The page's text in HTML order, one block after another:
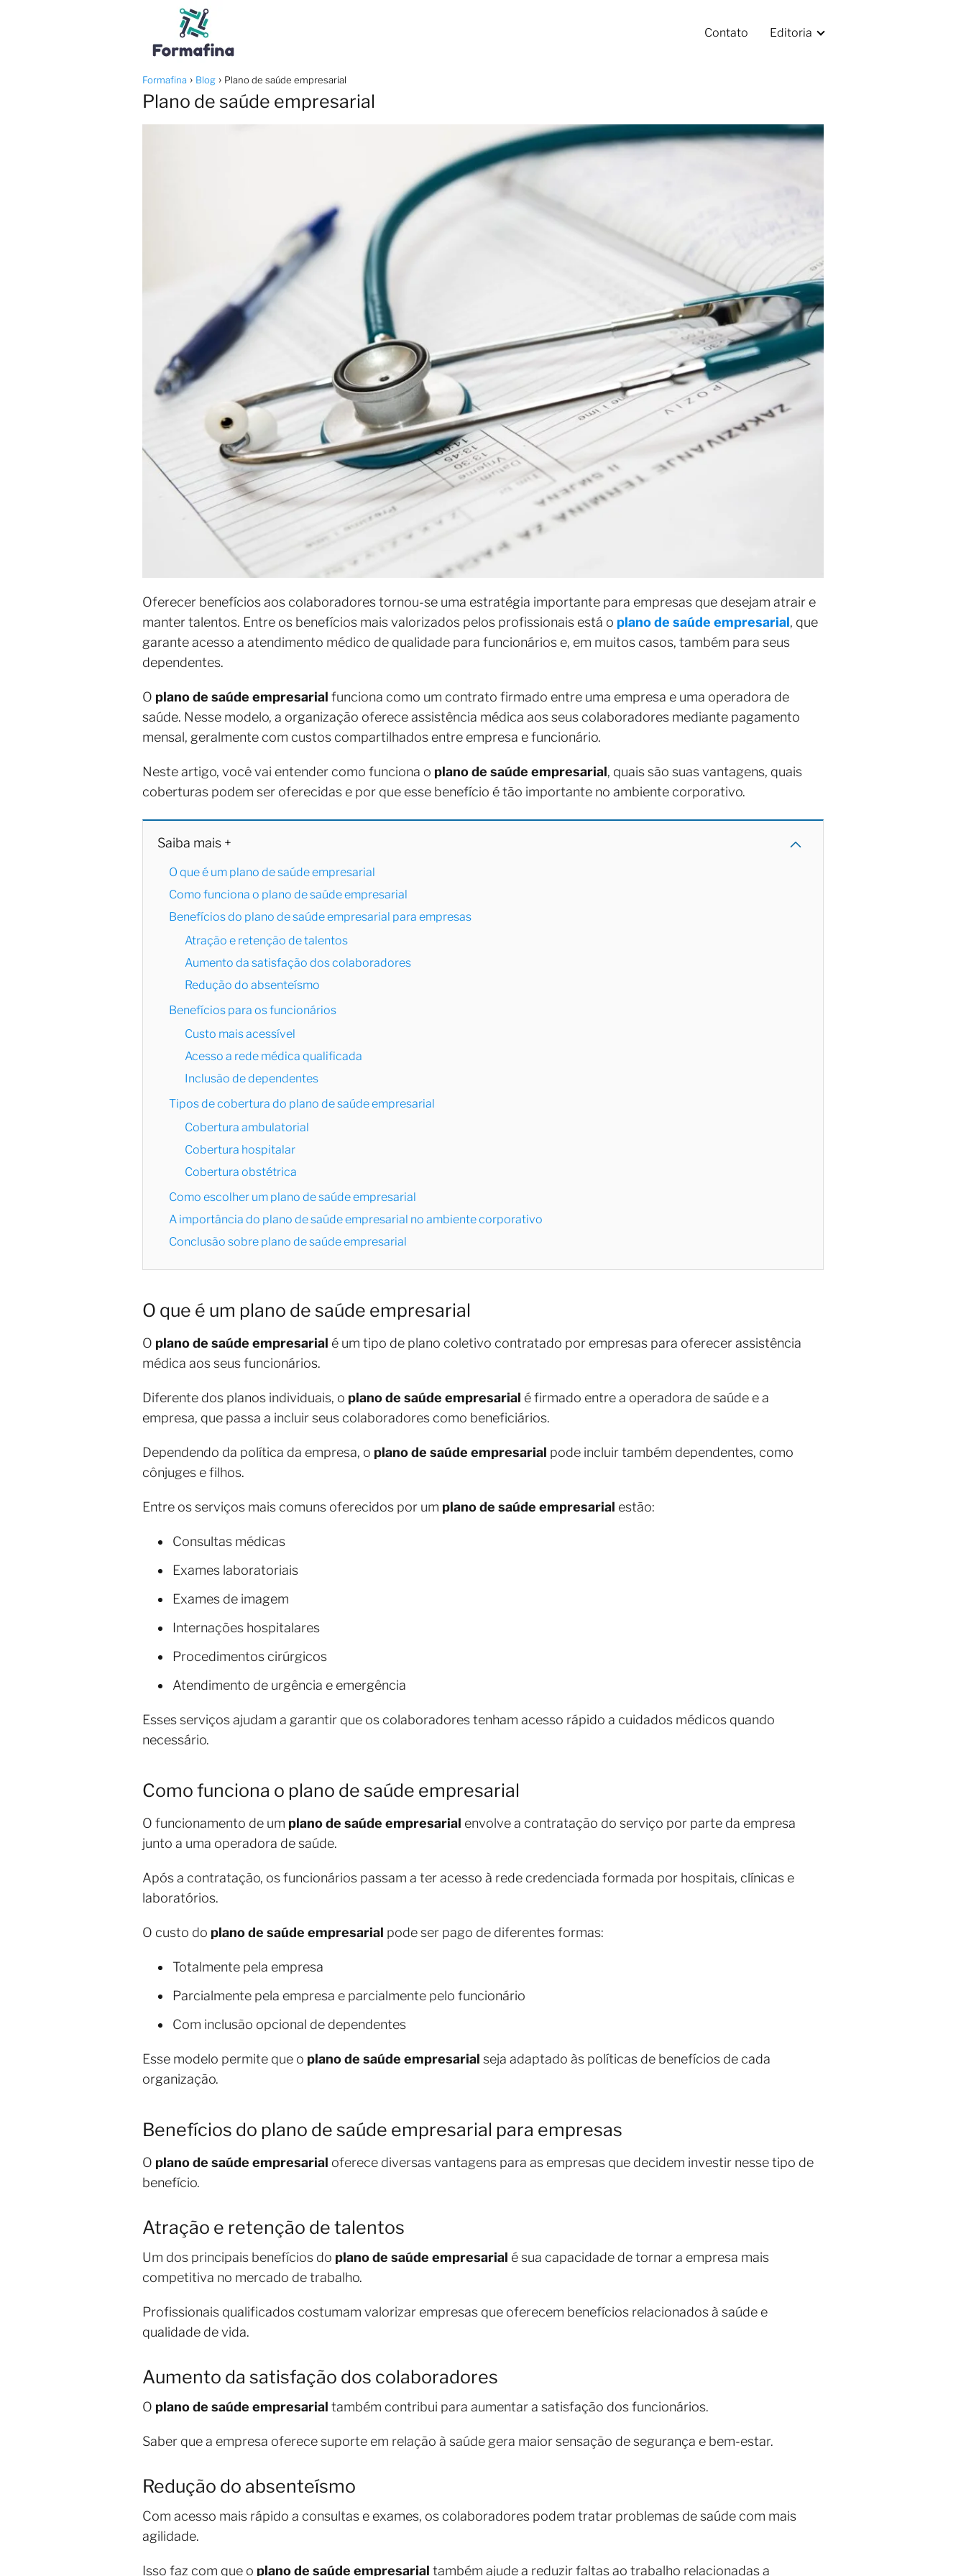
Contato Editoria
Formafina Blog Plano de saúde empresarial
Plano de saúde empresarial
Oferecer benefícios aos colaboradores tornou-se uma estratégia importante para empresas que desejam atrair e
manter talentos. Entre os benefícios mais valorizados pelos profissionais está o plano de saúde empresarial, que
garante acesso a atendimento médico de qualidade para funcionários e, em muitos casos, também para seus
dependentes.
O plano de saúde empresarial funciona como um contrato firmado entre uma empresa e uma operadora de
saúde. Nesse modelo, a organização oferece assistência médica aos seus colaboradores mediante pagamento
mensal, geralmente com custos compartilhados entre empresa e funcionário.
Neste artigo, você vai entender como funciona o plano de saúde empresarial, quais são suas vantagens, quais
coberturas podem ser oferecidas e por que esse benefício é tão importante no ambiente corporativo.
Saiba mais +
O que é um plano de saúde empresarial
Como funciona o plano de saúde empresarial
Benefícios do plano de saúde empresarial para empresas
Atração e retenção de talentos
Aumento da satisfação dos colaboradores
Redução do absenteísmo
Benefícios para os funcionários
Custo mais acessível
Acesso a rede médica qualificada
Inclusão de dependentes
Tipos de cobertura do plano de saúde empresarial
Cobertura ambulatorial
Cobertura hospitalar
Cobertura obstétrica
Como escolher um plano de saúde empresarial
A importância do plano de saúde empresarial no ambiente corporativo
Conclusão sobre plano de saúde empresarial
O que é um plano de saúde empresarial
O plano de saúde empresarial é um tipo de plano coletivo contratado por empresas para oferecer assistência
médica aos seus funcionários.
Diferente dos planos individuais, o plano de saúde empresarial é firmado entre a operadora de saúde e a
empresa, que passa a incluir seus colaboradores como beneficiários.
Dependendo da política da empresa, o plano de saúde empresarial pode incluir também dependentes, como
cônjuges e filhos.
Entre os serviços mais comuns oferecidos por um plano de saúde empresarial estão:
Consultas médicas
Exames laboratoriais
Exames de imagem
Internações hospitalares
Procedimentos cirúrgicos
Atendimento de urgência e emergência
Esses serviços ajudam a garantir que os colaboradores tenham acesso rápido a cuidados médicos quando
necessário.
Como funciona o plano de saúde empresarial
O funcionamento de um plano de saúde empresarial envolve a contratação do serviço por parte da empresa
junto a uma operadora de saúde.
Após a contratação, os funcionários passam a ter acesso à rede credenciada formada por hospitais, clínicas e
laboratórios.
O custo do plano de saúde empresarial pode ser pago de diferentes formas:
Totalmente pela empresa
Parcialmente pela empresa e parcialmente pelo funcionário
Com inclusão opcional de dependentes
Esse modelo permite que o plano de saúde empresarial seja adaptado às políticas de benefícios de cada
organização.
Benefícios do plano de saúde empresarial para empresas
O plano de saúde empresarial oferece diversas vantagens para as empresas que decidem investir nesse tipo de
benefício.
Atração e retenção de talentos
Um dos principais benefícios do plano de saúde empresarial é sua capacidade de tornar a empresa mais
competitiva no mercado de trabalho.
Profissionais qualificados costumam valorizar empresas que oferecem benefícios relacionados à saúde e
qualidade de vida.
Aumento da satisfação dos colaboradores
O plano de saúde empresarial também contribui para aumentar a satisfação dos funcionários.
Saber que a empresa oferece suporte em relação à saúde gera maior sensação de segurança e bem-estar.
Redução do absenteísmo
Com acesso mais rápido a consultas e exames, os colaboradores podem tratar problemas de saúde com mais
agilidade.
Isso faz com que o plano de saúde empresarial também ajude a reduzir faltas ao trabalho relacionadas a